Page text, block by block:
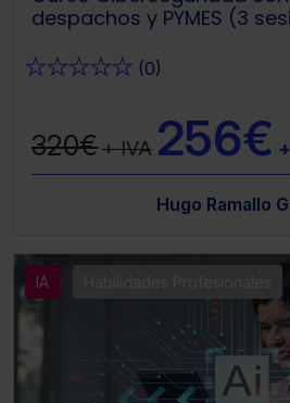
despachos y PYMES (3
★★★★★ (0)
320€+ IVA 256€
Hugo Ramallo
IA